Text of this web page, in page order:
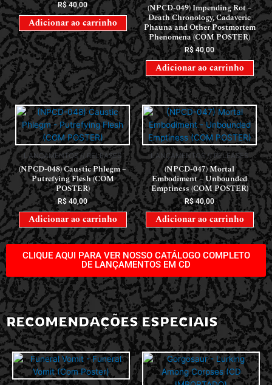
R$40,00
Adicionar ao carrinho
(NPCD-049) Impending Rot –
Death Chronology, Cadaveric
Phauna and Other Postmortem
Phenomena (COM POSTER)
R$40,00
Adicionar ao carrinho
LANÇAMENTOS // RELEASES
(NPCD-048) Caustic Phlegm –
Putrefying Flesh (COM
POSTER)
R$ 40,00
Adicionar ao carrinho
LANÇAMENTOS // RELEASES
(NPCD-047) Mortal
Embodiment – Unbounded
Emptiness (COM POSTER)
R$40,00
Adicionar ao carrinho
CLIQUE AQUI PARA VER NOSSO CATÁLOGO COMPLETO
DE LANÇAMENTOS EM CD
RECOMENDAÇÕES ESPECIAIS